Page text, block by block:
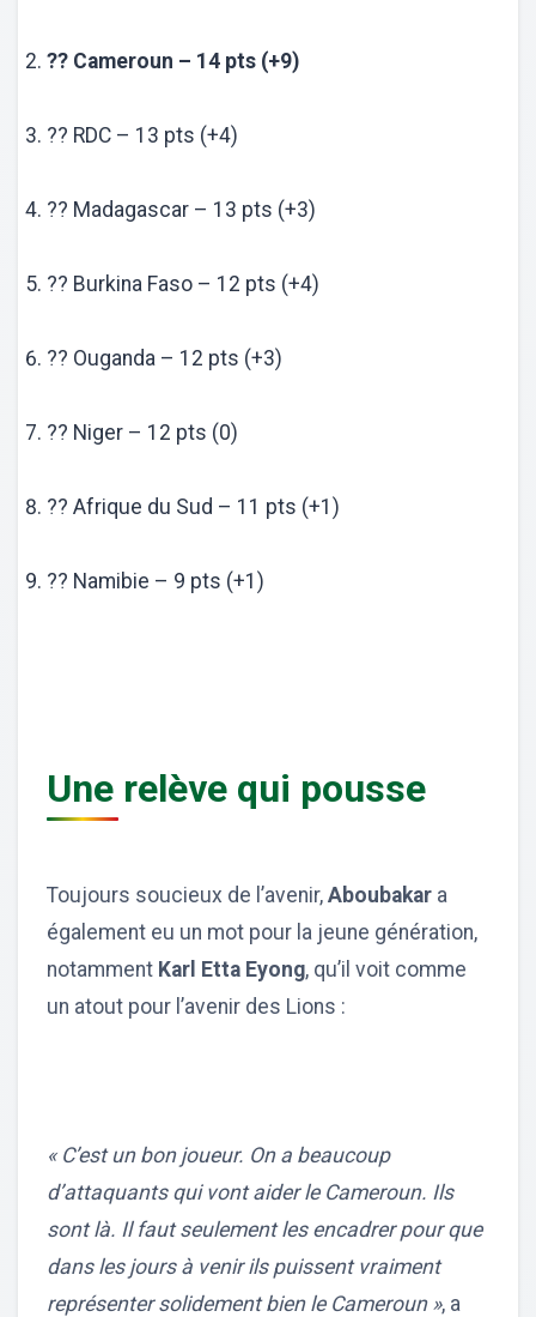
?? Cameroun – 14 pts (+9)
?? RDC – 13 pts (+4)
?? Madagascar – 13 pts (+3)
?? Burkina Faso – 12 pts (+4)
?? Ouganda – 12 pts (+3)
?? Niger – 12 pts (0)
?? Afrique du Sud – 11 pts (+1)
?? Namibie – 9 pts (+1)
Une relève qui pousse
Toujours soucieux de l’avenir, Aboubakar a
également eu un mot pour la jeune génération,
notamment Karl Etta Eyong, qu’il voit comme
un atout pour l’avenir des Lions :
« C’est un bon joueur. On a beaucoup
d’attaquants qui vont aider le Cameroun. Ils
sont là. Il faut seulement les encadrer pour que
dans les jours à venir ils puissent vraiment
représenter solidement bien le Cameroun », a